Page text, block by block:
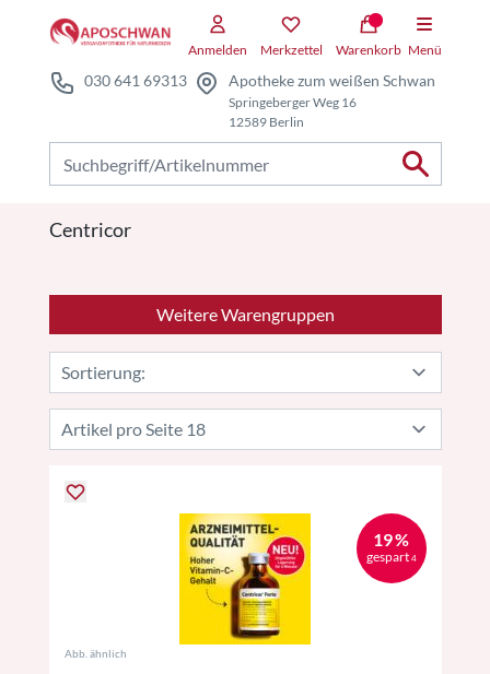
Anmelden Merkzettel Warenkorb Menü
030 641 69313 Apotheke zum weißen Schwan
Springeberger Weg 16
12589 Berlin
Centricor
Weitere Warengruppen
19 %
gespart 4
Abb. ähnlich